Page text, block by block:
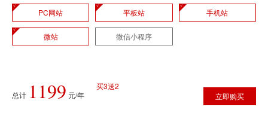
PC网站 平板站 手机站
微站 微信小程序
总计 1199 元/年
买3送2
立即购买